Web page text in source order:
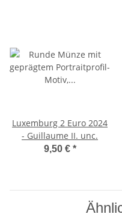
Luxemburg 2 Euro 2024
- Guillaume II. unc.
9,50 € *